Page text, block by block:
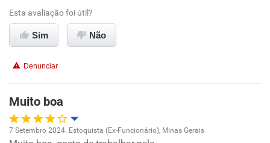
Benefícios
Esta avaliação foi útil?
Sim Não
Denunciar
Muito boa
7 Setembro 2024. Estoquista (Ex-Funcionário), Minas Gerais